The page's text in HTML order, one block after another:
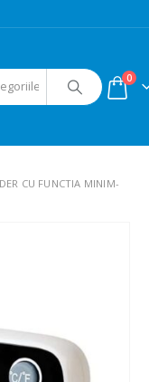
0
CU FUNCTIA MINIM-